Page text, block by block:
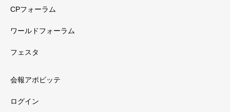
CPフォーラム
ワールドフォーラム
フェスタ
会報アポビッテ
ログイン